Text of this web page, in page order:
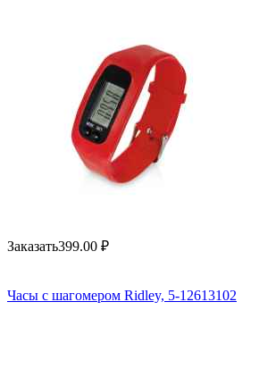
Заказать399.00 ₽
Часы с шагомером Ridley, 5-12613102